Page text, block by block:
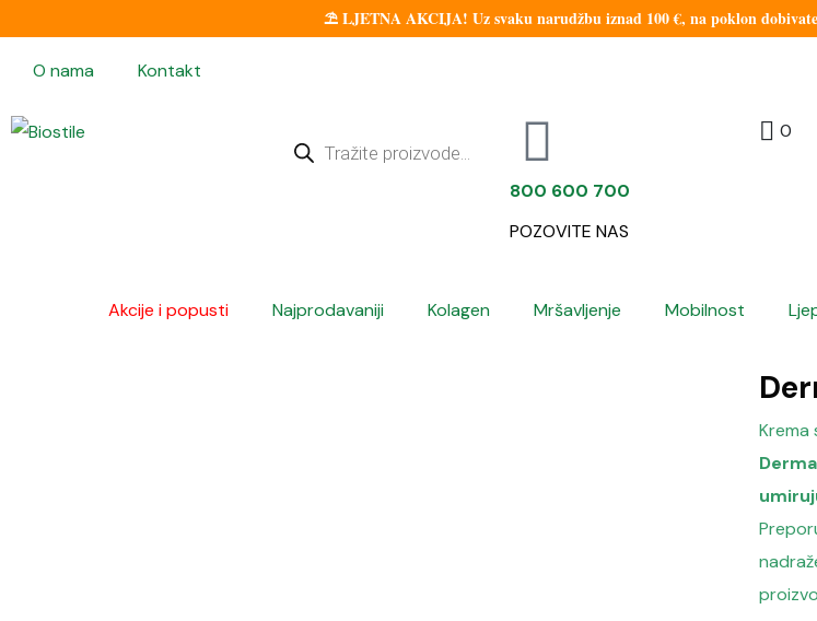
⛱️ LJETNA AKCIJA! Uz svaku narudžbu iznad 100 €, na poklon
O nama Kontakt
800 600 700
POZOVITE NAS
0
Akcije i popusti Najprodavaniji Kolagen Mršavljenje Mobilnost
Krema